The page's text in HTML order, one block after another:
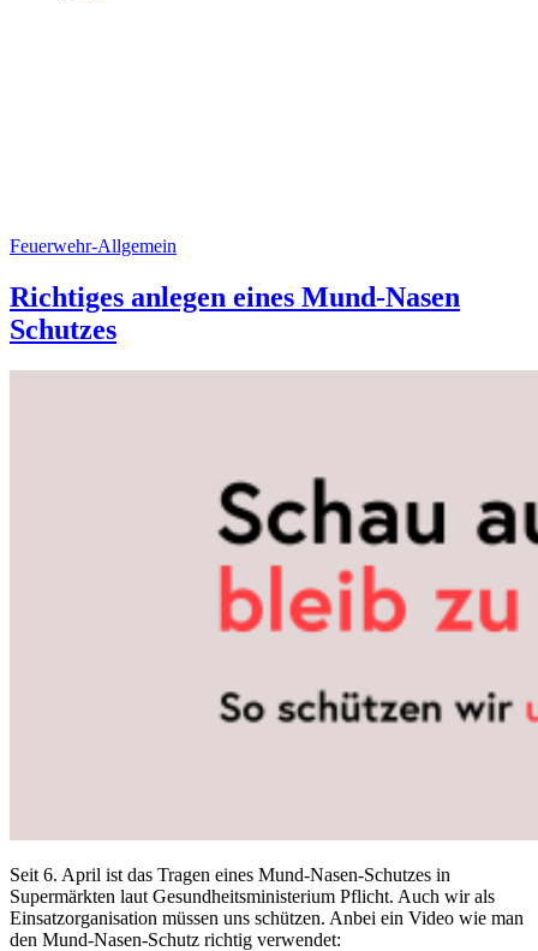
Feuerwehr-Allgemein
Richtiges anlegen eines Mund-Nasen
Schutzes
Seit 6. April ist das Tragen eines Mund-Nasen-Schutzes in
Supermärkten laut Gesundheitsministerium Pflicht. Auch wir als
Einsatzorganisation müssen uns schützen. Anbei ein Video wie man
den Mund-Nasen-Schutz richtig verwendet: